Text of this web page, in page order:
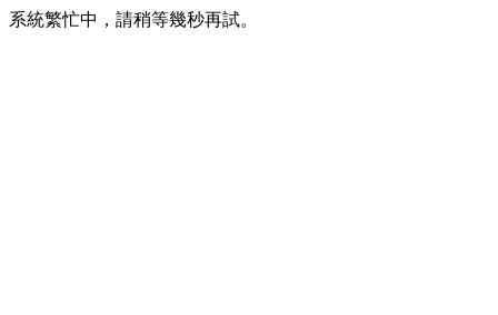
系統繁忙中，請稍等幾秒再試。